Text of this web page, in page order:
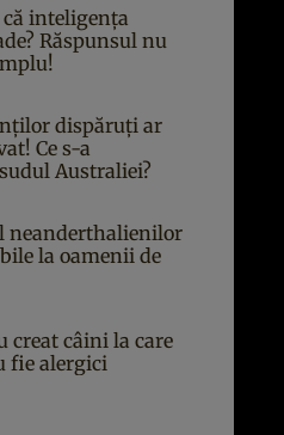
că inteligența
Răspunsul nu
dispăruți ar
Ce s-a
Australiei?
neanderthalienilor
la oamenii de
creat câini la care
fie alergici